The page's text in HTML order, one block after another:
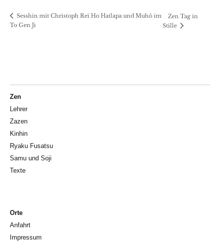
Sesshin mit Christoph Rei Ho Hatlapa und Muhô im
To Gen Ji
Zen Tag in
Stille
Zen
Lehrer
Zazen
Kinhin
Ryaku Fusatsu
Samu und Soji
Texte
Orte
Anfahrt
Impressum